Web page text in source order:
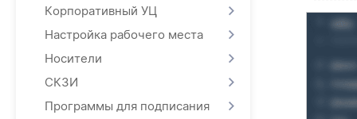
Корпоративный УЦ
Настройка рабочего места
Носители
СКЗИ
Программы для подписания